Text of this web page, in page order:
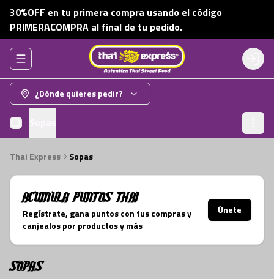
30%OFF en tu primera compra usando el código
PRIMERACOMPRA al final de tu pedido.
Abrir menu de navegación Login
¿Dónde quieres pedir?
Thai Express Sopas
AcumulaPuntos Thai
Regístrate, gana puntos con tus compras y
canjealos por productos y más
Únete
Sopas